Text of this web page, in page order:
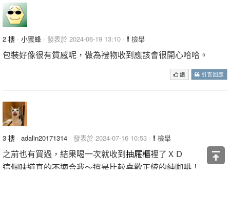
2 樓 · 小蜜蜂 · 發表於 2024-06-19 13:10 · 檢舉
包裝好像很有質感呢，做為禮物收到應該會很開心哈哈。
讚 引言回應
3 樓 · adalin20171314 · 發表於 2024-07-16 10:53 · 檢舉
之前也有買過，結果喝一次就收到抽屜櫃裡了ＸＤ
這個味道真的不適合我～還是比較喜歡正統的純咖啡！